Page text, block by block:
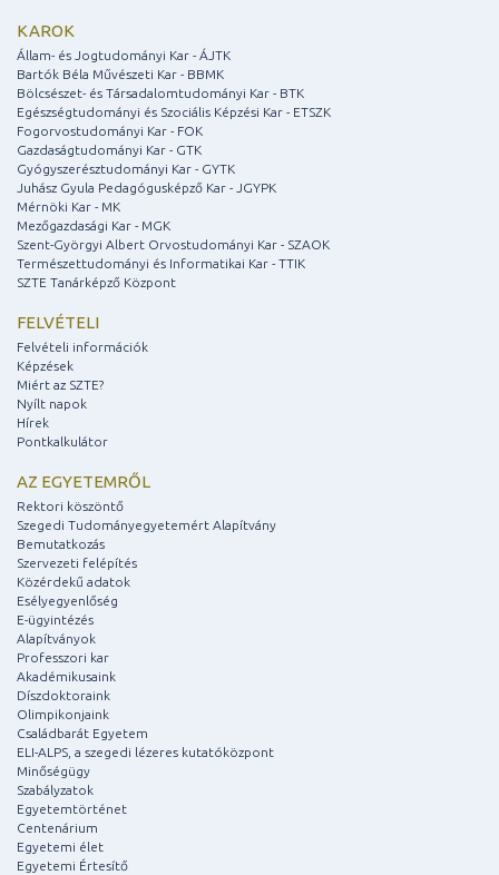
KAROK
Állam- és Jogtudományi Kar - ÁJTK
Bartók Béla Művészeti Kar - BBMK
Bölcsészet- és Társadalomtudományi Kar - BTK
Egészségtudományi és Szociális Képzési Kar - ETSZK
Fogorvostudományi Kar - FOK
Gazdaságtudományi Kar - GTK
Gyógyszerésztudományi Kar - GYTK
Juhász Gyula Pedagógusképző Kar - JGYPK
Mérnöki Kar - MK
Mezőgazdasági Kar - MGK
Szent-Györgyi Albert Orvostudományi Kar - SZAOK
Természettudományi és Informatikai Kar - TTIK
SZTE Tanárképző Központ
FELVÉTELI
Felvételi információk
Képzések
Miért az SZTE?
Nyílt napok
Hírek
Pontkalkulátor
AZ EGYETEMRŐL
Rektori köszöntő
Szegedi Tudományegyetemért Alapítvány
Bemutatkozás
Szervezeti felépítés
Közérdekű adatok
Esélyegyenlőség
E-ügyintézés
Alapítványok
Professzori kar
Akadémikusaink
Díszdoktoraink
Olimpikonjaink
Családbarát Egyetem
ELI-ALPS, a szegedi lézeres kutatóközpont
Minőségügy
Szabályzatok
Egyetemtörténet
Centenárium
Egyetemi élet
Egyetemi Értesítő